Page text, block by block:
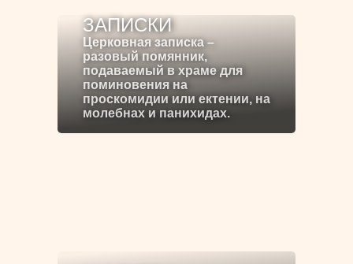
ЗАПИСКИ
Церковная записка –
разовый помянник,
подаваемый в храме для
поминовения на
проскомидии или ектении, на
молебнах и панихидах.